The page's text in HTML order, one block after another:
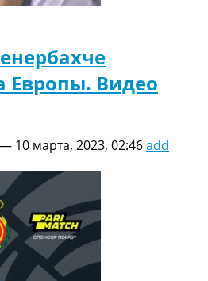
Европы. Видео
— 10 марта, 2023, 02:46add